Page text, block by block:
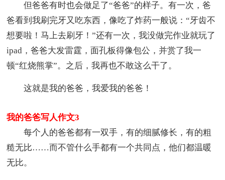
但爸爸有时也会做足了“爸爸”的样子。有一次，爸
爸看到我刷完牙又吃东西，像吃了炸药一般说：“牙齿不
想要啦！马上去刷牙！”还有一次，我没做完作业就玩了
ipad，爸爸大发雷霆，面孔板得像包公，并赏了我一
顿“红烧熊掌”。之后，我再也不敢这么干了。
这就是我的爸爸，我爱我的爸爸！
我的爸爸写人作文3
每个人的爸爸都有一双手，有的细腻修长，有的粗
糙无比……而不管什么手都有一个共同点，他们都温暖
无比。